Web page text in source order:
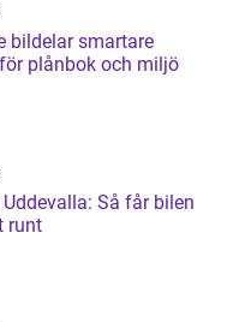
smartare
plånbok och miljö
Så får bilen
runt